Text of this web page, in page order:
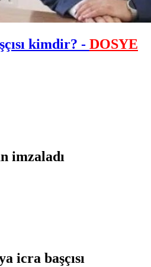
kimdir? - DOSYE
imzaladı
icra başçısı